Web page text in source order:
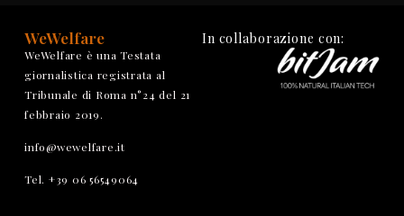
WeWelfare
WeWelfare è una Testata
giornalistica registrata al
Tribunale di Roma n°24 del 21
febbraio 2019.
info@wewelfare.it
Tel. +39 06 56549064
In collaborazione con: